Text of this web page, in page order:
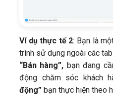
Ví dụ thực tế 2: Bạn là
trình sử dụng ngoài các
“Bán hàng”, bạn đang
động chăm sóc khách
động” bạn thực hiện theo